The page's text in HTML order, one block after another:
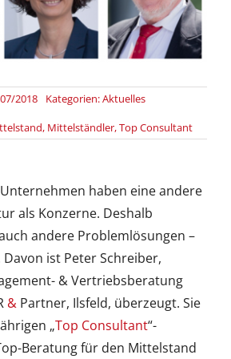
2018 Kategorien:Aktuelles
, Mittelständler,Top Consultant
haben eine andere
als Konzerne. Deshalb
andere Problemlösungen –
ist Peter Schreiber,
& Vertriebsberatung
&Partner, Ilsfeld, überzeugt. Sie
„Top Consultant“-
Beratung für den Mittelstand